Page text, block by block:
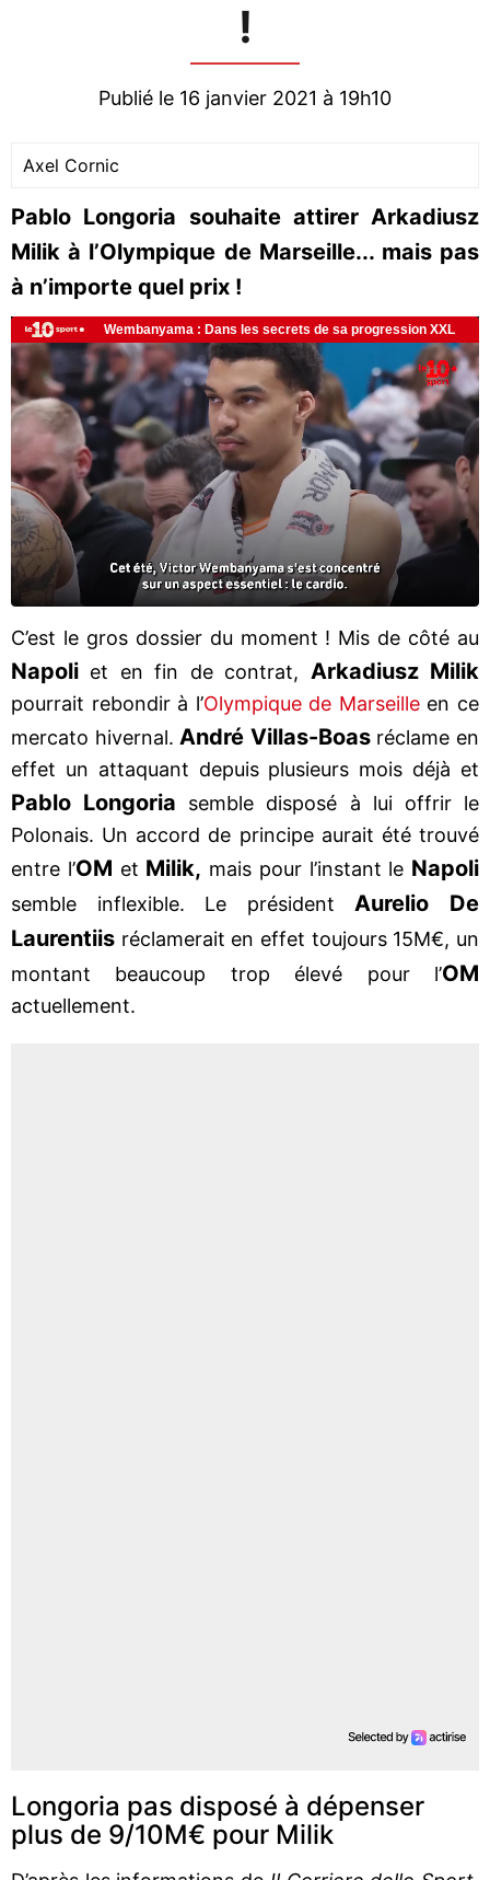
!
Publié le 16 janvier 2021 à 19h10
Axel Cornic
Pablo Longoria souhaite attirer Arkadiusz
Milik à l’Olympique de Marseille... mais pas
à n’importe quel prix !
C’est le gros dossier du moment ! Mis de côté au
Napoli et en fin de contrat, Arkadiusz Milik
pourrait rebondir à l’Olympique de Marseilleen ce
mercato hivernal. André Villas-Boasréclame en
effet un attaquant depuis plusieurs mois déjà et
Pablo Longoria semble disposé à lui offrir le
Polonais. Un accord de principe aurait été trouvé
entre l’OM et Milik, mais pour l’instant le Napoli
semble inflexible. Le président Aurelio De
Laurentiis réclamerait en effet toujours 15M€, un
montant beaucoup trop élevé pour l’OM
actuellement.
Longoria pas disposé à dépenser
plus de 9/10M€ pour Milik